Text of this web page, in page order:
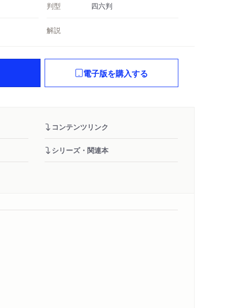
判型 四六判
解説
電子版を購入する
コンテンツリンク
シリーズ・関連本